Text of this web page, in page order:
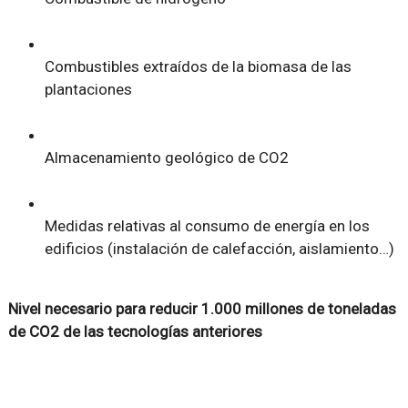
Combustibles extraídos de la biomasa de las
plantaciones
Almacenamiento geológico de CO2
Medidas relativas al consumo de energía en los
edificios (instalación de calefacción, aislamiento…)
Nivel necesario para reducir 1.000 millones de toneladas
de CO2 de las tecnologías anteriores